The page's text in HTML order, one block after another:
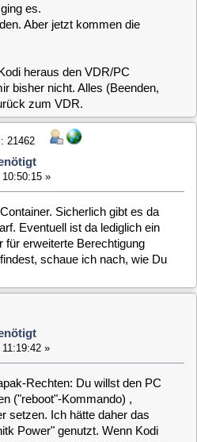
Sicherlich gibt es da
ist da lediglich ein
Berechtigung
»
Du willst den PC
Kommando) ,
Ich hätte daher das
Remote control currently
Vielleicht kann man aber
richtigen Parametern
gibt es einen
gehe. Und